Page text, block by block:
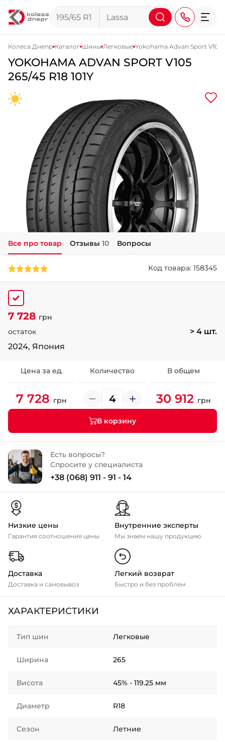
+38 (067) 113-44-44
+38 (095) 276-44-44
+38 (067) 911-14-14
- на Щепкина
+38 (098) 911-911-0
- на Тополе
+38 (098) 911-911-4
- на Калиновой
+38 (077) 7-184-184
- Донецкое шоссе
+38 (050)-911-911-2
+38 (099)-643-33-77
Колеса Днепр Каталог Шины Легковые Yokohama Advan Sport V105
YOKOHAMA ADVAN SPORT V105
265/45 R18 101Y
Все про товар Отзывы 10 Вопросы
Код товара: 158345
7 728 грн
остаток
> 4 шт.
2024, Япония
Цена за ед. Количество В общем
7 728 грн 30 912 грн
В корзину
Есть вопросы?
Спросите у специалиста
+38 (068) 911 - 91 - 14
Низкие цены
Гарантия соотношения цены
Внутренние эксперты
Мы знаем нашу продукцию
Доставка
Доставка и самовывоз
Легкий возврат
Быстро и без проблем
ХАРАКТЕРИСТИКИ
Тип шин Легковые
Ширина 265
Висота 45% - 119.25 мм
Диаметр R18
Сезон Летние